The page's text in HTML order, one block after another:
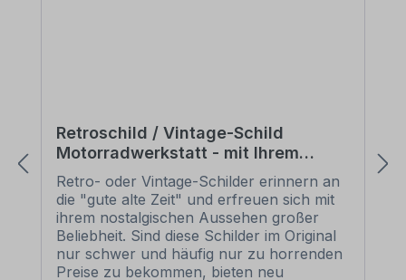
Retroschild / Vintage-Schild
Motorradwerkstatt - mit Ihrem
Namenseindruck
Retro- oder Vintage-Schilder erinnern an
die "gute alte Zeit" und erfreuen sich mit
ihrem nostalgischen Aussehen großer
Beliebheit. Sind diese Schilder im Original
nur schwer und häufig nur zu horrenden
Preise zu bekommen, bieten neu